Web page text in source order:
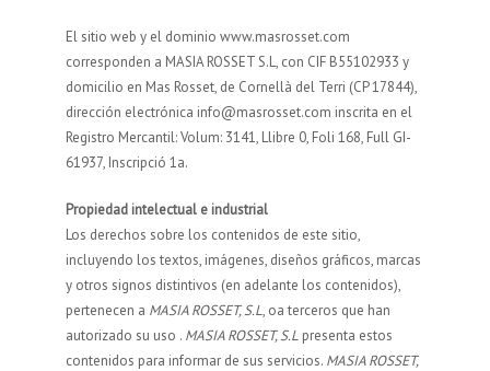
El sitio web y el dominio www.masrosset.com
corresponden a MASIA ROSSET S.L, con CIF B55102933 y ​​
domicilio en Mas Rosset, de Cornellà del Terri (CP 17844),
dirección electrónica info@masrosset.com inscrita en el
Registro Mercantil: Volum: 3141, Llibre 0, Foli 168, Full GI-
61937, Inscripció 1a.
Propiedad intelectual e industrial
Los derechos sobre los contenidos de este sitio,
incluyendo los textos, imágenes, diseños gráficos, marcas
y otros signos distintivos (en adelante los contenidos),
pertenecen a MASIA ROSSET, S.L, oa terceros que han
autorizado su uso . MASIA ROSSET, S.L presenta estos
contenidos para informar de sus servicios. MASIA ROSSET,